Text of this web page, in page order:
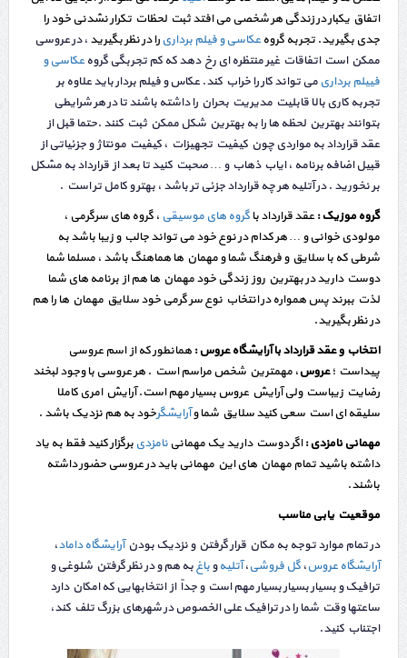
اتفاق یکبار در زندگی هر شخصی می افتد ثبت لحظات تکرار نشدنی خود را
جدی بگیرید. تجربه گروه عکاسی و فیلم برداری را در نظر بگیرید ، در عروسی
ممکن است اتفاقات غیر منتظره ای رخ دهد که کم تجربگی گروه عکاسی و
فییلم برداری می تواند کار را خراب کند. عکاس و فیلم بردار باید علاوه بر
تجربه کاری بالا قابلیت مدیریت بحران را داشته باشند تا در هر شرایطی
بتوانند بهترین لحظه ها را به بهترین شکل ممکن ثبت کنند .حتما قبل از
عقد قرارداد به مواردی چون کیفیت تجهیزات ، کیفیت مونتاژ و جزئیاتی از
قبیل اضافه برنامه ، ایاب ذهاب و … صحبت کنید تا بعد از قرارداد به مشکل
بر نخورید . در آتلیه هر چه قرارداد جزئی تر باشد ، بهتر و کامل تر است .
گروه موزیک : عقد قرارداد با گروه های موسیقی ، گروه های سرگرمی ،
مولودی خوانی و … هر کدام در نوع خود می تواند جالب و زیبا باشد به
شرطی که با سلایق و فرهنگ شما و مهمان ها هماهنگ باشد ، مسلما شما
دوست دارید در بهترین روز زندگی خود مهمان ها هم از برنامه های شما
لذت ببرند پس همواره در انتخاب نوع سر گرمی خود سلایق مهمان ها را هم
در نظر بگیرید.
انتخاب و عقد قرارداد با آرایشگاه عروس : همانطور که از اسم عروسی
پیداست ؛عروس، مهمترین شخص مراسم است . هر عروسی با وجود لبخند
رضایت زیباست ولی آرایش عروس بسیار مهم است. آرایش امری کاملا
سلیقه ای است سعی کنید سلایق شما وآرایشگرخود به هم نزدیک باشد .
مهمانی نامزدی :اگر دوست دارید یک مهمانی نامزدی برگزار کنید فقط به یاد
داشته باشید تمام مهمان های این مهمانی باید در عروسی حضور داشته
باشند.
موقعیت یابی مناسب
در تمام موارد توجه به مکان قرار گرفتن و نزدیک بودنآرایشگاه داماد،
آرایشگاه عروس، گل فروشی،آتلیهو باغبه هم و در نظر گرفتن شلوغی و
ترافیک و بسیار بسیار بسیار مهم است و جداً از انتخابهایی که امکان دارد
ساعتها وقت شما را در ترافیک علی الخصوص در شهرهای بزرگ تلف کند،
اجتناب کنید.